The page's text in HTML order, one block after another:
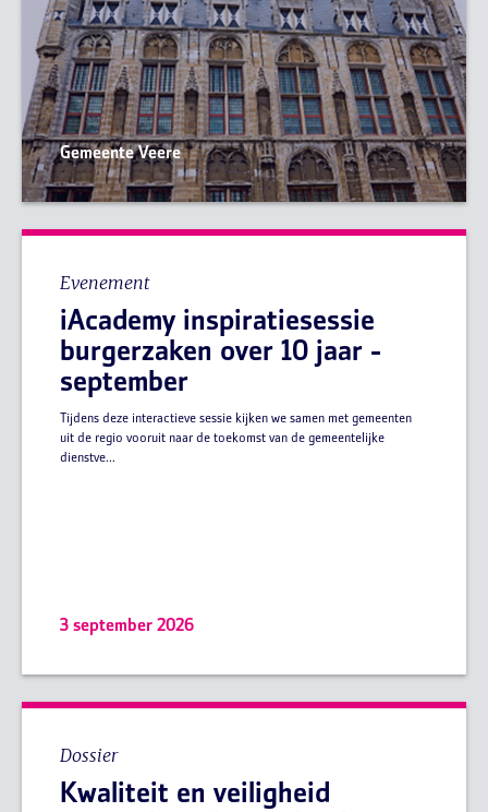
Gemeente Veere
Evenement
iAcademy inspiratiesessie
burgerzaken over 10 jaar -
september
Tijdens deze interactieve sessie kijken we samen met gemeenten
uit de regio vooruit naar de toekomst van de gemeentelijke
dienstve...
3 september 2026
Dossier
Kwaliteit en veiligheid